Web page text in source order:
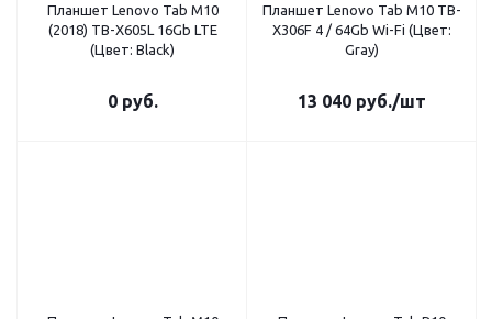
Планшет Lenovo Tab M10
(2018) TB-X605L 16Gb LTE
(Цвет: Black)
0 руб.
Планшет Lenovo Tab M10 TB-
X306F 4 / 64Gb Wi-Fi (Цвет:
Gray)
13 040 руб./шт